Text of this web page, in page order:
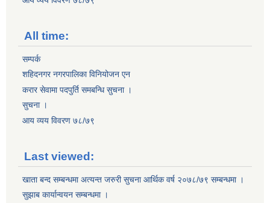
All time:
सम्पर्क
शहिदनगर नगरपालिका विनियोजन एन
करार सेवामा पदपुर्ति समबन्धि सुचना ।
सुचना ।
आय व्यय विवरण ७८/७९
Last viewed:
खाता बन्द सम्बन्धमा अत्यन्त जरुरी सुचना आर्थिक वर्ष २०७८/७९ सम्बन्धमा ।
सुझाब कार्यान्वयन सम्बन्धमा ।